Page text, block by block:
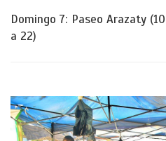
Domingo 7: Paseo Arazaty
a 22)